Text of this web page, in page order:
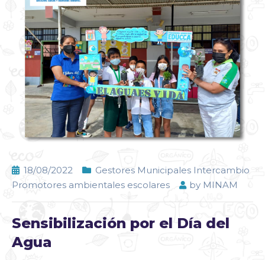
18/08/2022
Gestores Municipales Intercambio
Promotores ambientales escolares
by MINAM
Sensibilización por el Día del
Agua